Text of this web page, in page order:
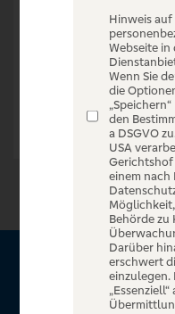
Zur Startseite
Über VR Entertain
Hinweis
Webseite in
Wenn Sie
die
den
a DSGVO
USA
Gerichtshof
einem nach
Behörde
Darüber
erschwert
einzulegen.